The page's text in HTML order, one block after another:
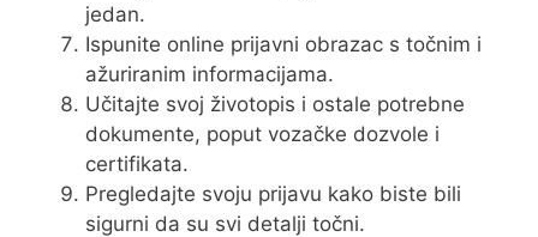
jedan.
Ispunite online prijavni obrazac s točnim i
ažuriranim informacijama.
Učitajte svoj životopis i ostale potrebne
dokumente, poput vozačke dozvole i
certifikata.
Pregledajte svoju prijavu kako biste bili
sigurni da su svi detalji točni.